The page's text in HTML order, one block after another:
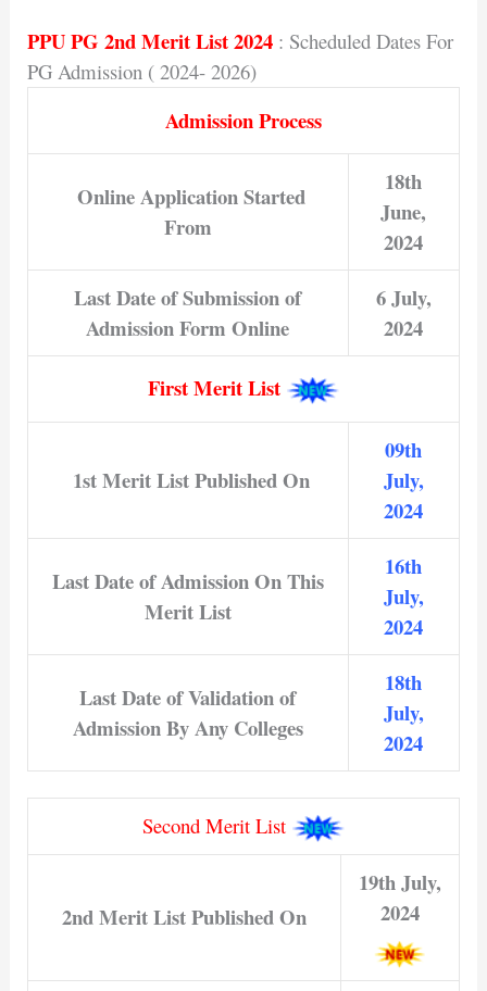
PPU PG 2nd Merit List 2024: Scheduled Dates For
PG Admission ( 2024- 2026)
Admission Process
Online Application Started
From
18th
June,
2024
Last Date of Submission of
Admission Form Online
6 July,
2024
First Merit List
1st Merit List Published On
09th
July,
2024
Last Date of Admission On This
Merit List
16th
July,
2024
Last Date of Validation of
Admission By Any Colleges
18th
July,
2024
Second Merit List
2nd Merit List Published On
19th July,
2024